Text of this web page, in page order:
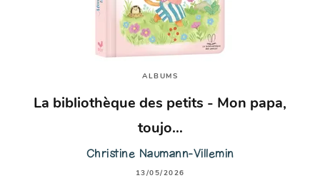
ALBUMS
La bibliothèque des petits - Mon papa,
toujo…
Christine Naumann-Villemin
13/05/2026